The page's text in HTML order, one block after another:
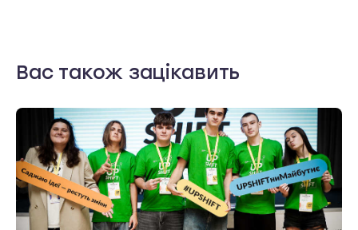
Вас також зацікавить